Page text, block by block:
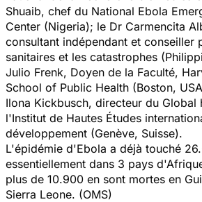
Shuaib, chef du National Ebola
Center (Nigeria); le Dr Carmencita
consultant indépendant et conseiller
sanitaires et les catastrophes
Julio Frenk, Doyen de la Faculté,
School of Public Health (Boston,
Ilona Kickbusch, directeur du Global
l'Institut de Hautes Études
développement (Genève, Suisse).
L'épidémie d'Ebola a déjà touché
essentiellement dans 3 pays
plus de 10.900 en sont mortes en
Sierra Leone. (OMS)